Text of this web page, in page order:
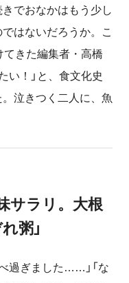
でおなかはもう少し
はないだろうか。こ
てきた編集者・高橋
い！」と、食文化史
泣きつく二人に、魚
サラリ。大根
粥」
過ぎました……」「な